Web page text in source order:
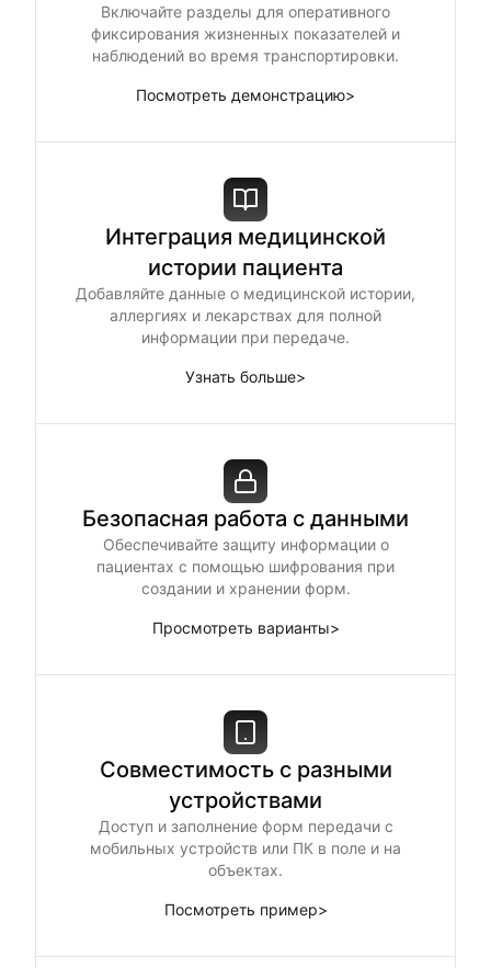
Включайте разделы для оперативного
фикcирования жизненных показателей и
наблюдений во время транспортировки.
Посмотреть демонстрацию>
Интеграция медицинской
истории пациента
Добавляйте данные о медицинской истории,
аллергиях и лекарствах для полной
информации при передаче.
Узнать больше>
Безопасная работа с данными
Обеспечивайте защиту информации о
пациентах с помощью шифрования при
создании и хранении форм.
Просмотреть варианты>
Совместимость с разными
устройствами
Доступ и заполнение форм передачи с
мобильных устройств или ПК в поле и на
объектах.
Посмотреть пример>